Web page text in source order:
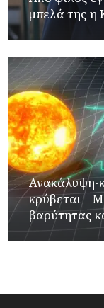
μπελά της η
Ανακάλυψη-
κρύβεται –
βαρύτητας